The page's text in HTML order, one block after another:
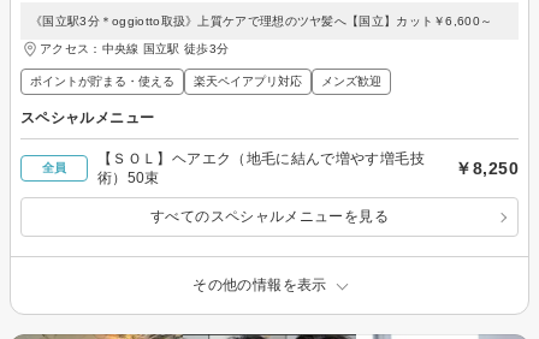
《国立駅3分＊oggiotto取扱》上質ケアで理想のツヤ髪へ【国立】カット￥6,600～
アクセス：中央線 国立駅 徒歩3分
ポイントが貯まる・使える 楽天ペイアプリ対応 メンズ歓迎
スペシャルメニュー
全員
【ＳＯＬ】ヘアエク（地毛に結んで増やす増毛技
術）50束
￥8,250
すべてのスペシャルメニューを見る
その他の情報を表示